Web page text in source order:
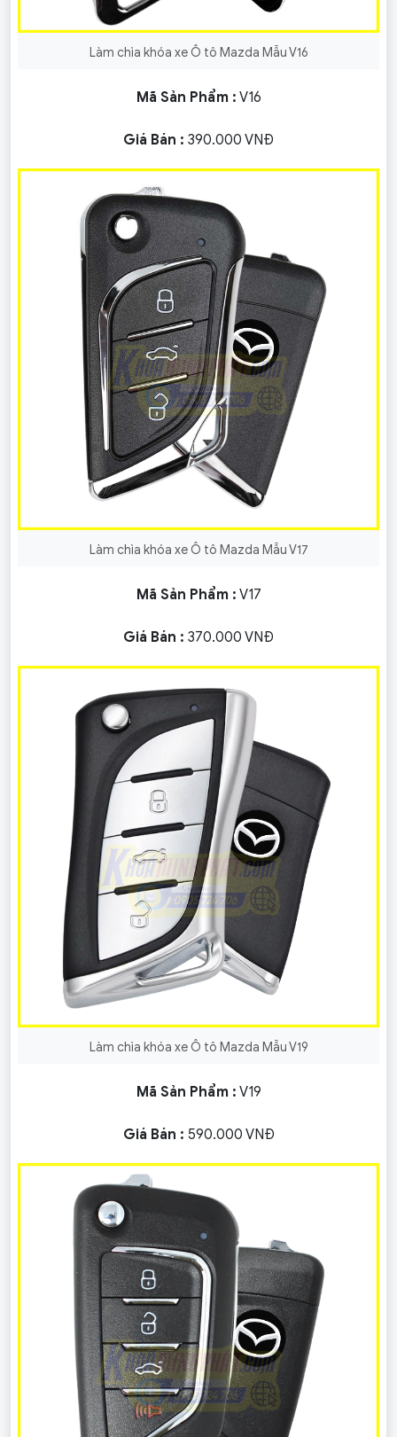
Làm chìa khóa xe Ô tô Mazda Mẫu V16
Mã Sản Phẩm : V16
Giá Bán : 390.000 VNĐ
Làm chìa khóa xe Ô tô Mazda Mẫu V17
Mã Sản Phẩm : V17
Giá Bán : 370.000 VNĐ
Làm chìa khóa xe Ô tô Mazda Mẫu V19
Mã Sản Phẩm : V19
Giá Bán : 590.000 VNĐ